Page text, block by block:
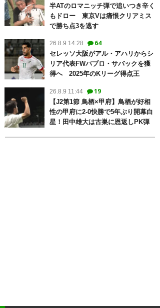
半ATのロマニッチ弾で追いつき辛く
もドロー 東京Vは痛恨クリアミス
で勝ち点3を逃す
26.8.9 14:28 64
セレッソ大阪がアル・アハリからシ
リア代表FWパブロ・サバックを獲
得へ 2025年のKリーグ得点王
26.8.9 11:44 19
【J2第1節 鳥栖×甲府】鳥栖が好相
性の甲府に2-0快勝で5年ぶり開幕白
星！田中雄大は古巣に恩返しPK弾